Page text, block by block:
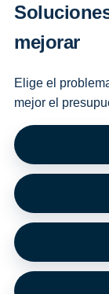
mejorar
Elige el
mejor el